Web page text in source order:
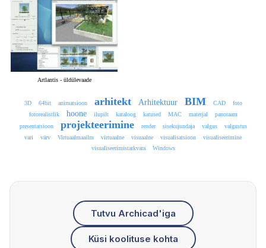
Artlantis - üldülevaade
3D 64bit animatsioon arhitekt Arhitektuur BIM CAD
foto
fotorealistlik
hoone ilupilt kataloog katused MAC materjal
panoraam
presentatsioon
projekteerimine render sisekujundaja valgus
valgustus
vari
värv Virtuaalmaailm virtuaalne visuaalne visualisatsioon
visualiseerimine
visualiseerimistarkvara
Windows
Tutvu Archicad'iga
Küsi koolituse kohta